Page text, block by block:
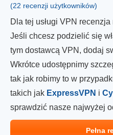
(22 recenzji użytkowników)
Dla tej usługi VPN
Jeśli chcesz podzielić się
tym dostawcą VPN, dodaj
Wkrótce udostępnimy
tak jak robimy to w
takich jak ExpressVPN i
sprawdzić nasze najwyżej
Pełna